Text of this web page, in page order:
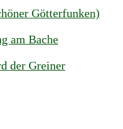
Götterfunken)
am Bache
der Greiner